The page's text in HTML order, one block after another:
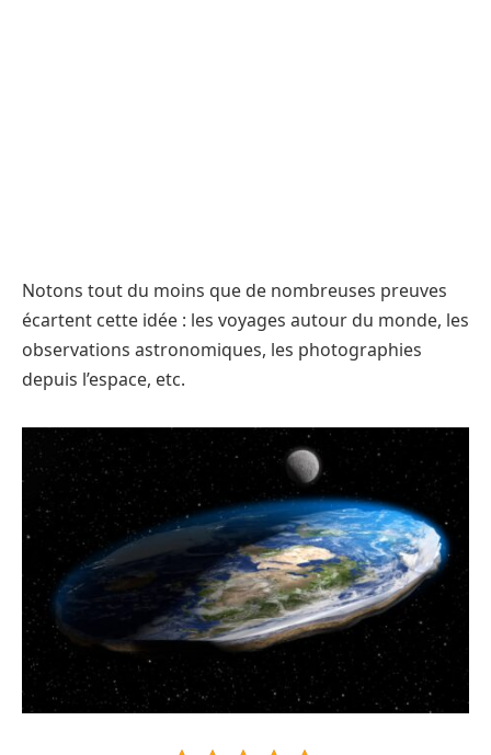
Notons tout du moins que de nombreuses preuves
écartent cette idée : les voyages autour du monde, les
observations astronomiques, les photographies
depuis l’espace, etc.